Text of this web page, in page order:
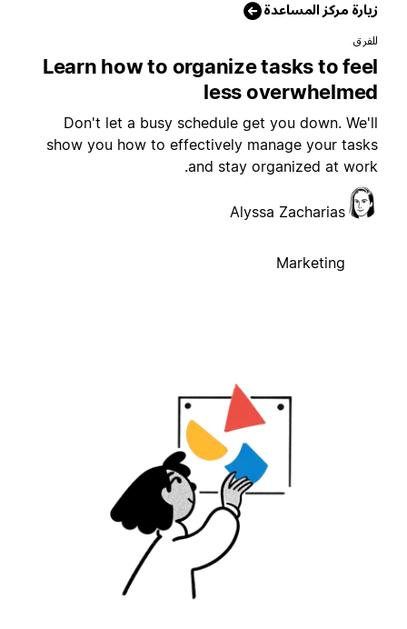
مركز المساعدة
Learn how to organize tasks to
less
Don't let a busy schedule get you down.
show you how to effectively manage your
and stay organized at
Alyssa Zacharias
Marketing